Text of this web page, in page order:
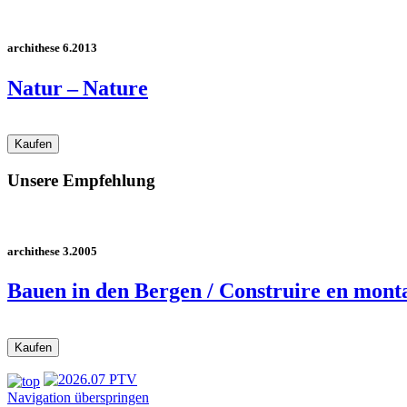
archithese 6.2013
Natur – Nature
Unsere Empfehlung
archithese 3.2005
Bauen in den Bergen / Construire en
Navigation überspringen